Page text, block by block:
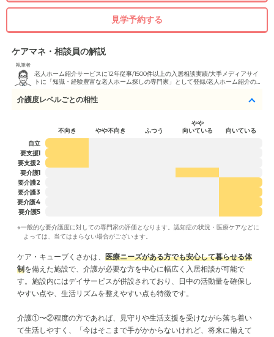
見学予約する
ケアマネ・相談員の解説
執筆者
老人ホーム紹介サービスに12年従事/1500件以上の入居相談実績/大手メディアサイ
トに「知識・経験豊富な老人ホーム探しの専門家」として登録/老人ホーム紹介のプ
得
介護度レベルごとの相性
不向き やや不向き ふつう
やや
向いている
向いている
自立
要支援1
要支援2
要介護1
要介護2
要介護3
要介護4
要介護5
※一般的な要介護度に対しての専門家の評価となります。認知症の状況・医療ケアなどに
よっては、当てはまらない場合がございます。
ケア・キューブくさかは、 医療ニーズがある方でも安心して暮らせる体
制を備えた施設で、介護が必要な方を中心に幅広く入居相談が可能で
す。施設内にはデイサービスが併設されており、日中の活動量を確保し
やすい点や、生活リズムを整えやすい点も特徴です。
介護①〜②程度の方であれば、見守りや生活支援を受けながら落ち着い
て生活しやすく、「今はそこまで手がかからないけれど、将来に備えて